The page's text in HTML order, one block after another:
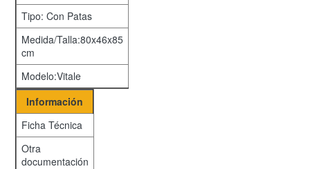
Tipo: Con Patas
Medida/Talla:80x46x85
cm
Modelo:Vitale
Información
Ficha Técnica
Otra
documentación